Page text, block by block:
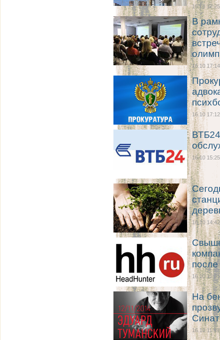
16.10 17:25
В
16.10 17:14
16.10 17:12
16.10 15:25
16.10 14:42
16.10 12:31
На
16.10 11:49